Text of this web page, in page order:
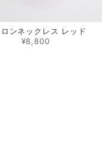
ンネックレス レッド
¥8,800